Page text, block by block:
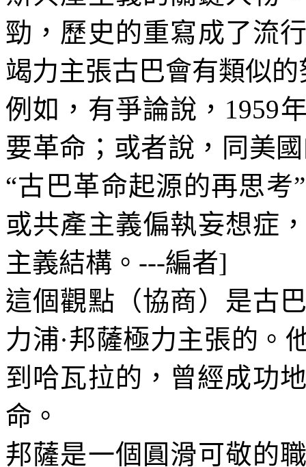
勁，歷史的重寫成了流
竭力主張古巴會有類似的
例如，有爭論說， 1959
要革命；或者說，同美
“古巴革命起源的再思
或共產主義偏執妄想症
主義結構。 ---編者]
這個觀點（協商）是古
力浦·邦薩極力主張的。
到哈瓦拉的，曾經成功
命。
邦薩是一個圓滑可敬的